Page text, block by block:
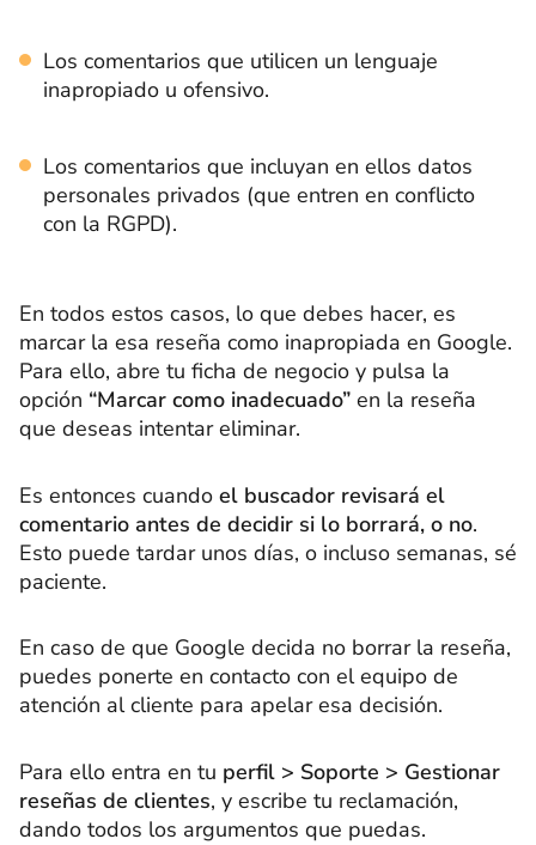
Los comentarios que utilicen un lenguaje
inapropiado u ofensivo.
Los comentarios que incluyan en ellos datos
personales privados (que entren en conflicto
con la RGPD).
En todos estos casos, lo que debes hacer, es
marcar la esa reseña como inapropiada en Google.
Para ello, abre tu ficha de negocio y pulsa la
opción “Marcar como inadecuado” en la reseña
que deseas intentar eliminar.
Es entonces cuando el buscador revisará el
comentario antes de decidir si lo borrará, o no.
Esto puede tardar unos días, o incluso semanas, sé
paciente.
En caso de que Google decida no borrar la reseña,
puedes ponerte en contacto con el equipo de
atención al cliente para apelar esa decisión.
Para ello entra en tu perfil > Soporte > Gestionar
reseñas de clientes, y escribe tu reclamación,
dando todos los argumentos que puedas.